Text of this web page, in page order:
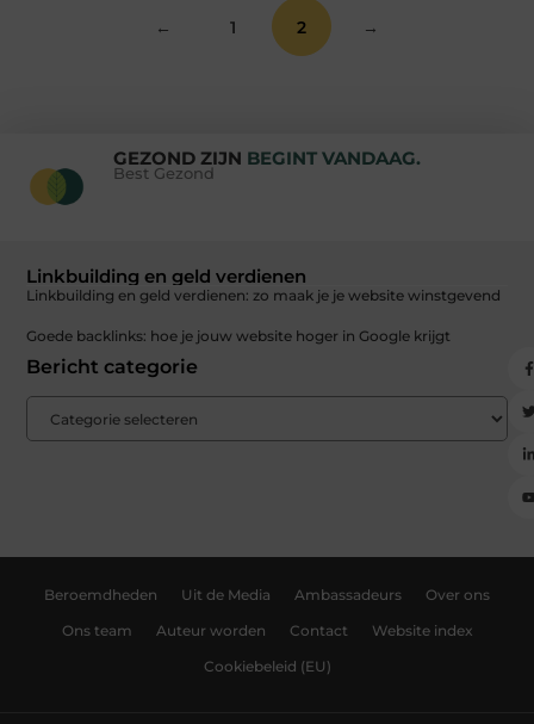
← 1 2 →
GEZOND ZIJN BEGINT VANDAAG.
Best Gezond
Linkbuilding en geld verdienen
Linkbuilding en geld verdienen: zo maak je je website winstgevend
Goede backlinks: hoe je jouw website hoger in Google krijgt
Bericht categorie
Beroemdheden Uit de Media Ambassadeurs Over ons
Ons team Auteur worden Contact Website index
Cookiebeleid (EU)